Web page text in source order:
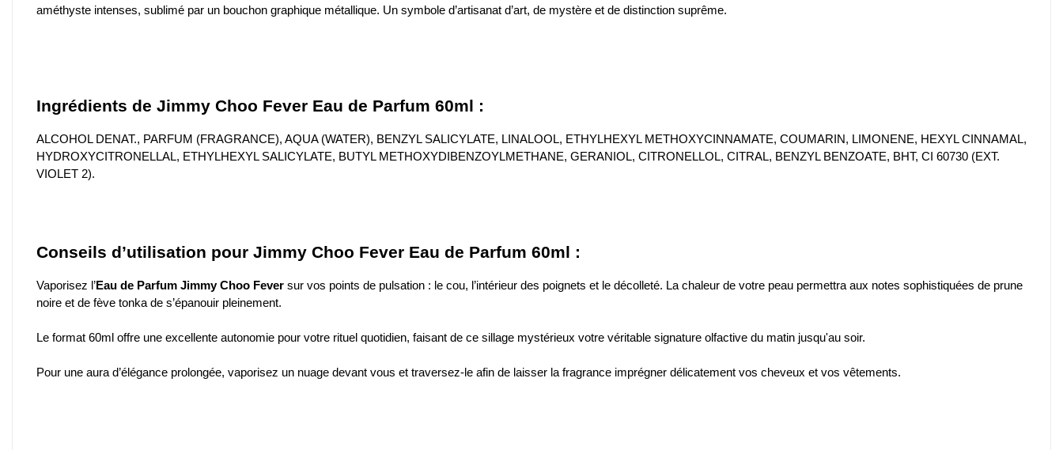
améthyste intenses, sublimé par un bouchon graphique métallique. Un symbole d’artisanat d’art, de mystère et de distinction suprême.
Ingrédients de Jimmy Choo Fever Eau de Parfum 60ml :
ALCOHOL DENAT., PARFUM (FRAGRANCE), AQUA (WATER), BENZYL SALICYLATE, LINALOOL, ETHYLHEXYL METHOXYCINNAMATE, COUMARIN, LIMONENE, HEXYL CINNAMAL,
HYDROXYCITRONELLAL, ETHYLHEXYL SALICYLATE, BUTYL METHOXYDIBENZOYLMETHANE, GERANIOL, CITRONELLOL, CITRAL, BENZYL BENZOATE, BHT, CI 60730 (EXT.
VIOLET 2).
Conseils d’utilisation pour Jimmy Choo Fever Eau de Parfum 60ml :
Vaporisez l’Eau de Parfum Jimmy Choo Fever sur vos points de pulsation : le cou, l’intérieur des poignets et le décolleté. La chaleur de votre peau permettra aux notes sophistiquées de prune
noire et de fève tonka de s’épanouir pleinement.
Le format 60ml offre une excellente autonomie pour votre rituel quotidien, faisant de ce sillage mystérieux votre véritable signature olfactive du matin jusqu'au soir.
Pour une aura d’élégance prolongée, vaporisez un nuage devant vous et traversez-le afin de laisser la fragrance imprégner délicatement vos cheveux et vos vêtements.